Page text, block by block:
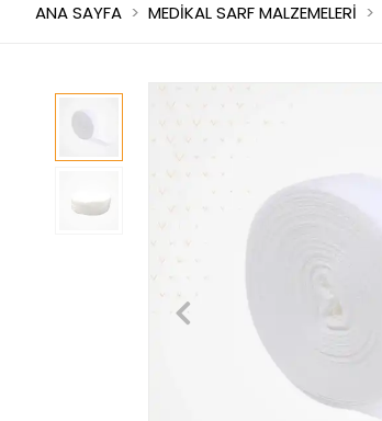
ANA SAYFA MEDİKAL SARF MALZEMELERİ